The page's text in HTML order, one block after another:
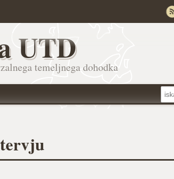
UTD
temeljnega dohodka